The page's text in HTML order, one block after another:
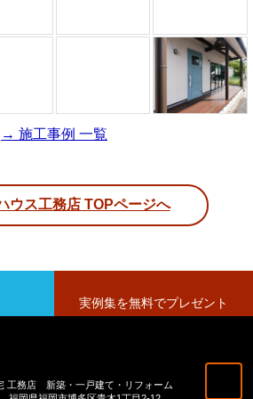
→ 施工事例 一覧
ウス工務店 TOPページへ
実例集を無料でプレゼント
工務店 新築・一戸建て・リフォーム